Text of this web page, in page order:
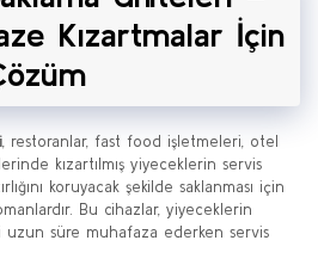
Kızartmalar İçin
, restoranlar, fast food işletmeleri, otel
kızartılmış yiyeceklerin servis
koruyacak şekilde saklanması için
Bu cihazlar, yiyeceklerin
uzun süre muhafaza ederken servis